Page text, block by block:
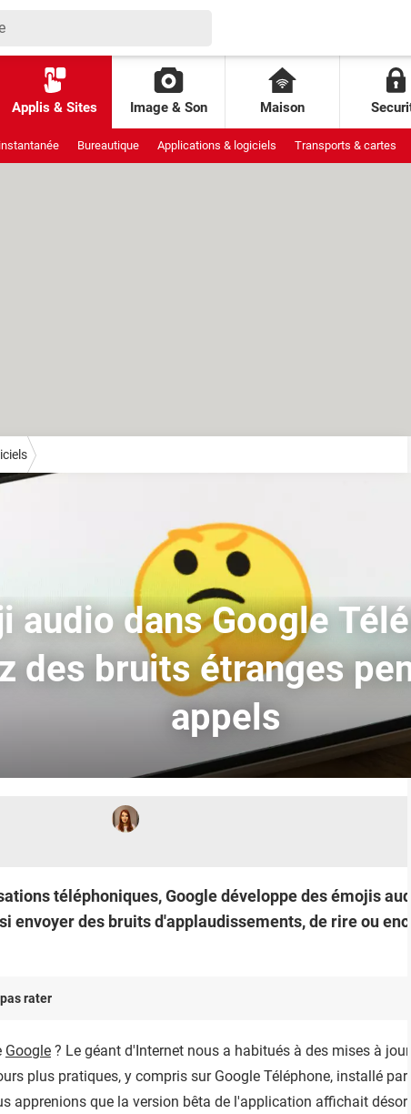
Applis & Sites Image & Son Maison
Bureautique Applications & logiciels Transports & cartes
audio dans Google
des bruits étranges
appels
téléphoniques, Google développe des émojis
envoyer des bruits d'applaudissements, de rire ou
rater
Google ? Le géant d'Internet nous a habitués à des mises à
plus pratiques, y compris sur Google Téléphone, installé
apprenions que la version bêta de l'application affichait